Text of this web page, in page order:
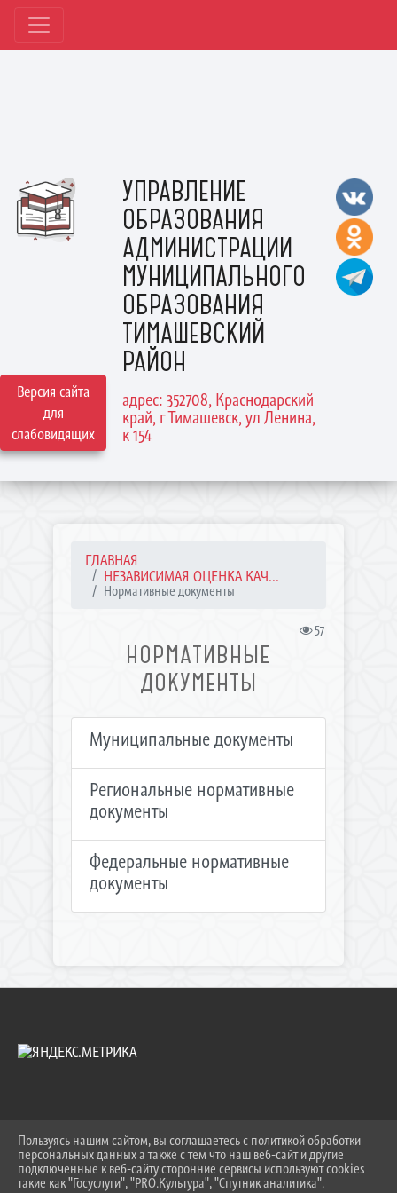
Версия сайта
для
слабовидящих
УПРАВЛЕНИЕ
ОБРАЗОВАНИЯ
АДМИНИСТРАЦИИ
МУНИЦИПАЛЬНОГО
ОБРАЗОВАНИЯ
ТИМАШЕВСКИЙ
РАЙОН
адрес: 352708, Краснодарский
край, г Тимашевск, ул Ленина,
к 154
ГЛАВНАЯ
НЕЗАВИСИМАЯ ОЦЕНКА КАЧ...
Нормативные документы
57
НОРМАТИВНЫЕ
ДОКУМЕНТЫ
Муниципальные документы
Региональные нормативные
документы
Федеральные нормативные
документы
^
2026 Г. UO.TIMREGION.RU
ВХОД
КАРТА САЙТА
Пользуясь нашим сайтом, вы соглашаетесь с политикой обработки
персональных данных а также с тем что наш веб-сайт и другие
подключенные к веб-сайту сторонние сервисы используют cookies
такие как "Госуслуги", "PRO.Культура", "Спутник аналитика".